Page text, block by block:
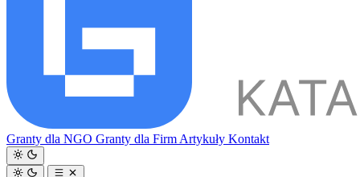
Granty dla NGO Granty dla Firm Artykuły Kontakt